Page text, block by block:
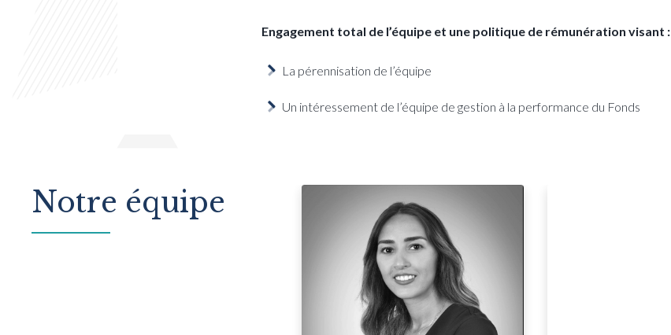
Engagement total de l’équipe et une politique de rémunération visant :
La pérennisation de l’équipe
Un intéressement de l’équipe de gestion à la performance du Fonds
Notre équipe